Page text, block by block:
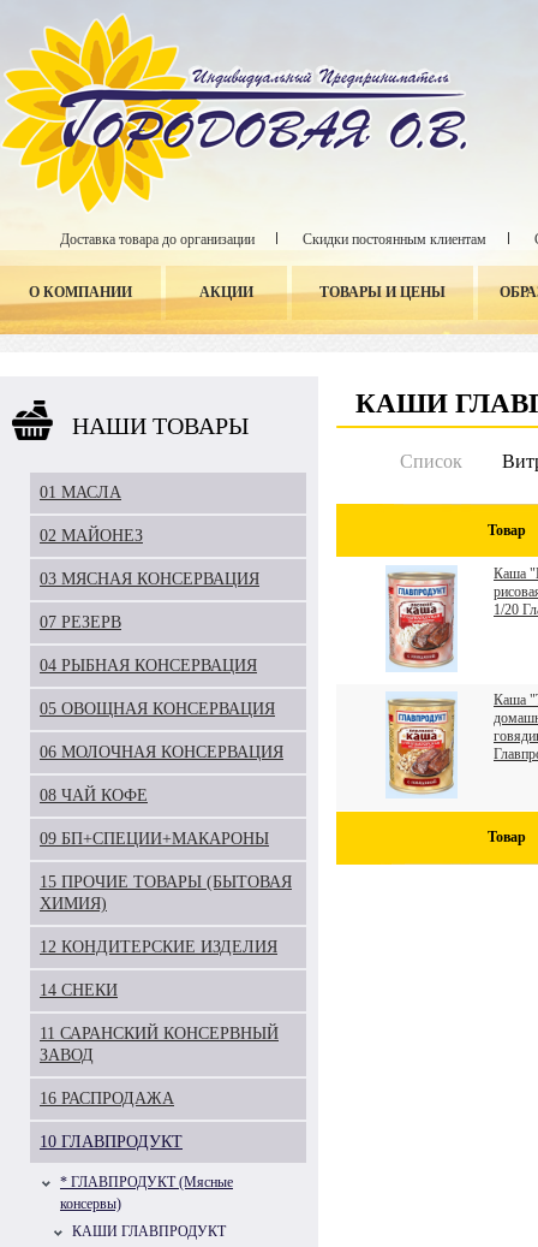
Доставка товара до организации Скидки постоянным клиентам
О КОМПАНИИ АКЦИИ ТОВАРЫ И ЦЕНЫ
НАШИ ТОВАРЫ
01 МАСЛА
02 МАЙОНЕЗ
03 МЯСНАЯ КОНСЕРВАЦИЯ
07 РЕЗЕРВ
04 РЫБНАЯ КОНСЕРВАЦИЯ
05 ОВОЩНАЯ КОНСЕРВАЦИЯ
06 МОЛОЧНАЯ КОНСЕРВАЦИЯ
08 ЧАЙ КОФЕ
09 БП+СПЕЦИИ+МАКАРОНЫ
15 ПРОЧИЕ ТОВАРЫ (БЫТОВАЯ
ХИМИЯ)
12 КОНДИТЕРСКИЕ ИЗДЕЛИЯ
14 СНЕКИ
11 САРАНСКИЙ КОНСЕРВНЫЙ
ЗАВОД
16 РАСПРОДАЖА
10 ГЛАВПРОДУКТ
* ГЛАВПРОДУКТ (Мясные
консервы)
КАШИ ГЛАВПРОДУКТ
КАШИ
Список
Товар
Каша
1/20
Каша
Товар